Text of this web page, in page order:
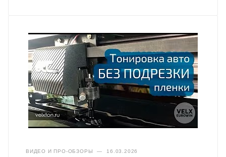
ВИДЕО И ПРО-ОБЗОРЫ — 16.03.2026